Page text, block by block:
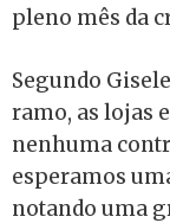
pleno mês da
Segundo
ramo, as lojas
nenhuma
esperamos
notando uma